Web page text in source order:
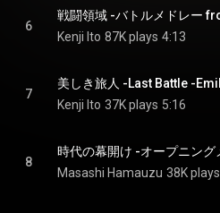
6
Kenji Ito 87K plays 4:13
7
Kenji Ito 37K plays 5:16
8
Masashi Hamauzu 38K plays